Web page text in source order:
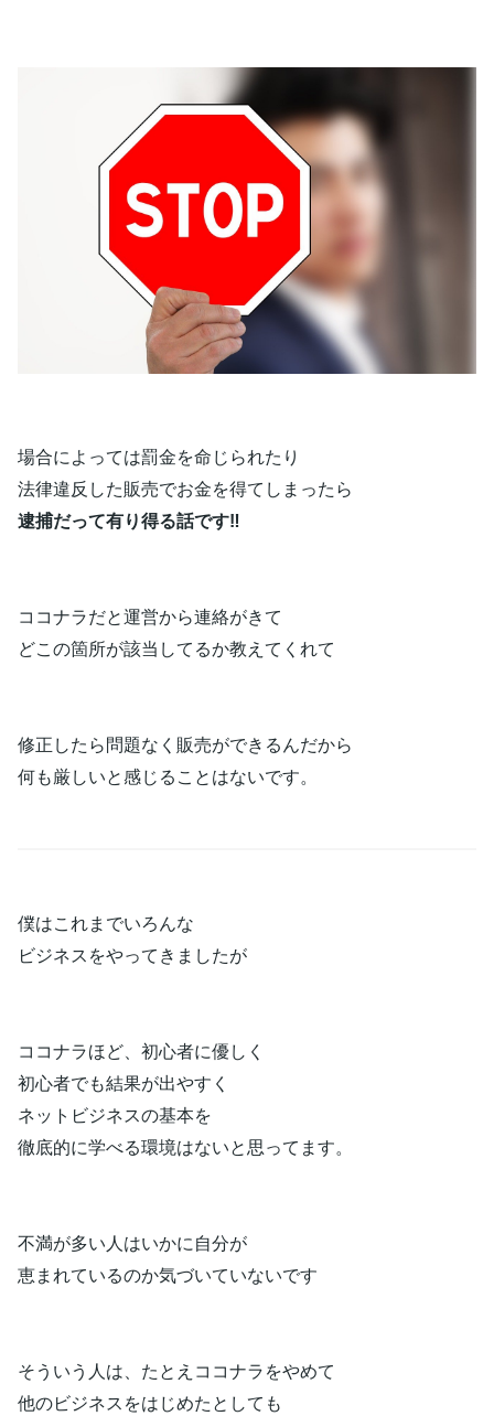
場合によっては罰金を命じられたり
法律違反した販売でお金を得てしまったら
逮捕だって有り得る話です‼
ココナラだと運営から連絡がきて
どこの箇所が該当してるか教えてくれて
修正したら問題なく販売ができるんだから
何も厳しいと感じることはないです。
僕はこれまでいろんな
ビジネスをやってきましたが
ココナラほど、初心者に優しく
初心者でも結果が出やすく
ネットビジネスの基本を
徹底的に学べる環境はないと思ってます。
不満が多い人はいかに自分が
恵まれているのか気づいていないです
そういう人は、たとえココナラをやめて
他のビジネスをはじめたとしても